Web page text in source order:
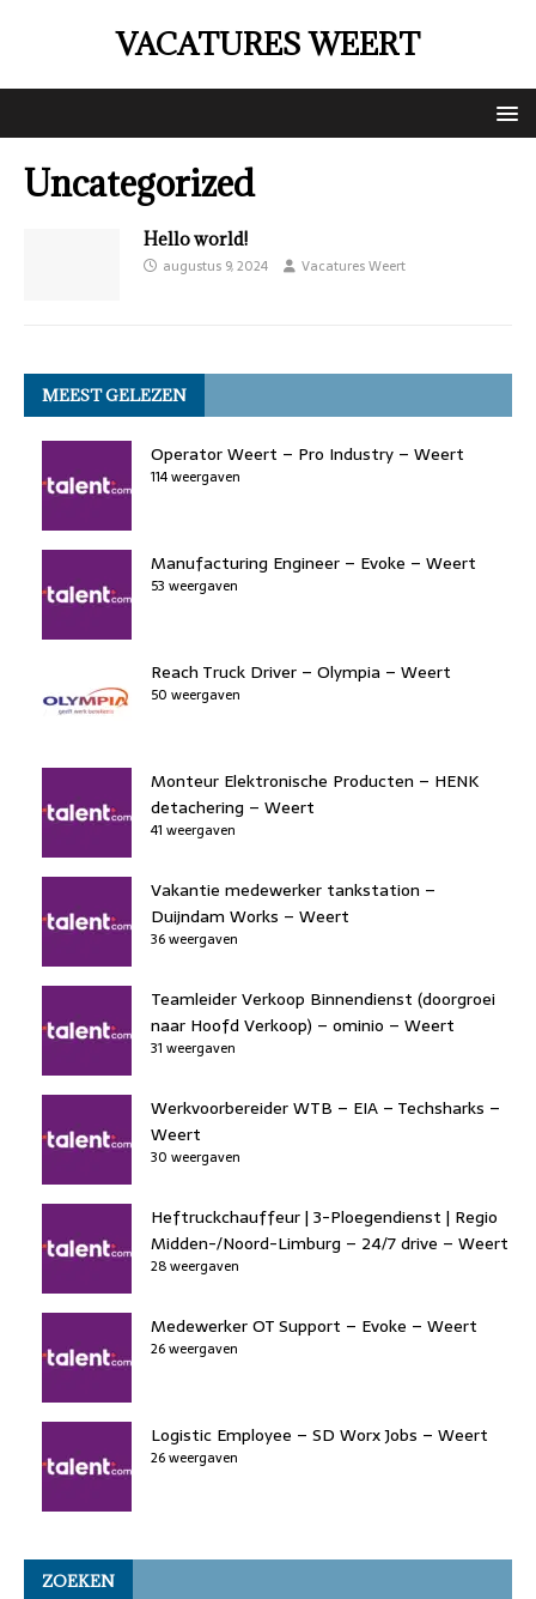
VACATURES WEERT
Uncategorized
Hello world!
augustus 9, 2024 Vacatures Weert
MEEST GELEZEN
Operator Weert – Pro Industry – Weert
114 weergaven
Manufacturing Engineer – Evoke – Weert
53 weergaven
Reach Truck Driver – Olympia – Weert
50 weergaven
Monteur Elektronische Producten – HENK
detachering – Weert
41 weergaven
Vakantie medewerker tankstation –
Duijndam Works – Weert
36 weergaven
Teamleider Verkoop Binnendienst (doorgroei
naar Hoofd Verkoop) – ominio – Weert
31 weergaven
Werkvoorbereider WTB – EIA – Techsharks –
Weert
30 weergaven
Heftruckchauffeur | 3-Ploegendienst | Regio
Midden-/Noord-Limburg – 24/7 drive – Weert
28 weergaven
Medewerker OT Support – Evoke – Weert
26 weergaven
Logistic Employee – SD Worx Jobs – Weert
26 weergaven
ZOEKEN